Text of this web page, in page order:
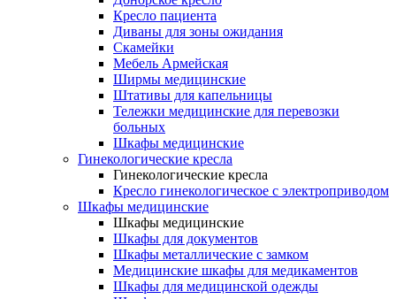
Кресло пациента
Диваны для зоны ожидания
Скамейки
Мебель Армейская
Ширмы медицинские
Штативы для капельницы
Тележки медицинские для перевозки
больных
Шкафы медицинские
Гинекологические кресла
Гинекологические кресла
Кресло гинекологическое с электроприводом
Шкафы медицинские
Шкафы медицинские
Шкафы для документов
Шкафы металлические с замком
Медицинские шкафы для медикаментов
Шкафы для медицинской одежды